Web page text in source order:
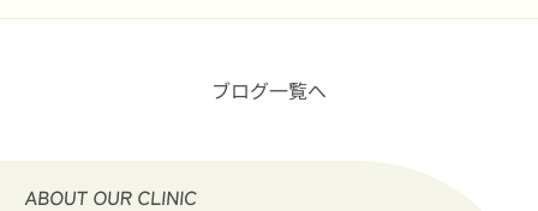
ブログ一覧へ